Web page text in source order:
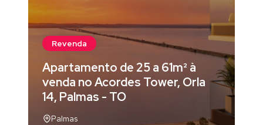
Revenda
Apartamento de 25 a 61m² à
venda no Acordes Tower, Orla
14, Palmas - TO
Palmas